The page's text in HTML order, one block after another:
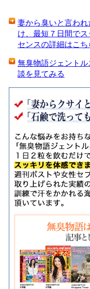
妻から臭いと言わ
け、最短７日間で
センスの詳細はこち
無臭物語ジェント
談を見てみる